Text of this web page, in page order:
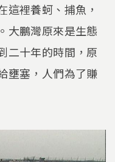
這裡養蚵、捕魚，
大鵬灣原來是生態
二十年的時間，原
壅塞，人們為了賺